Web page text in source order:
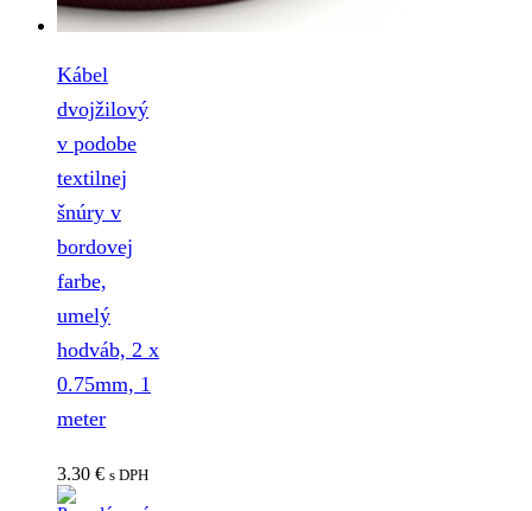
Kábel
dvojžilový
v podobe
textilnej
šnúry v
bordovej
farbe,
umelý
hodváb, 2 x
0.75mm, 1
meter
3.30 € s DPH